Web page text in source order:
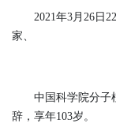
2021年3月26日22
家、
中国科学院分子植
辞，享年103岁。